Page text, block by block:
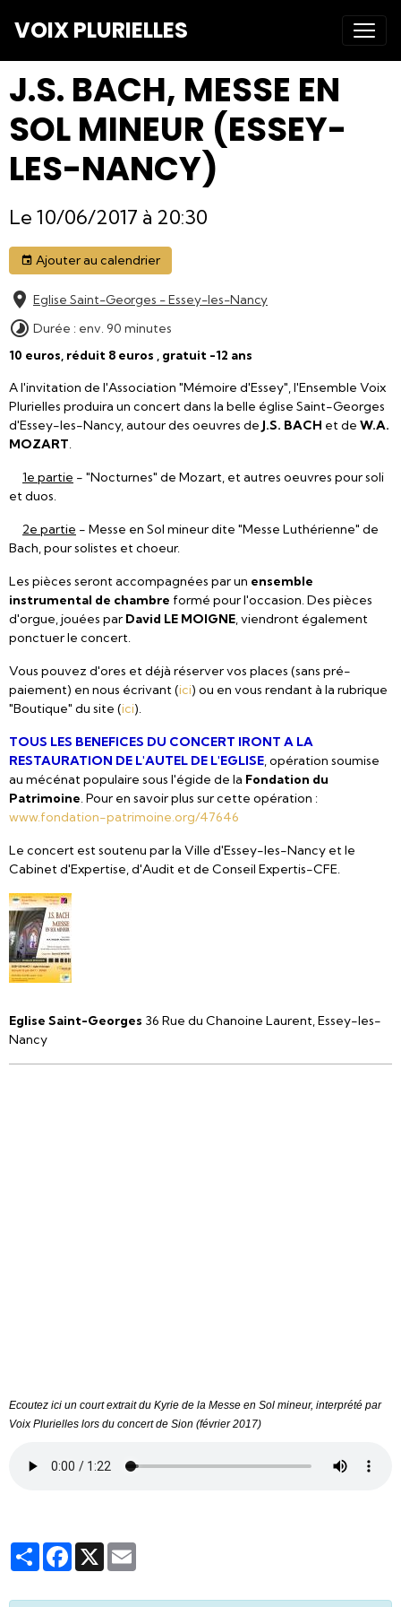
VOIX PLURIELLES
J.S. BACH, MESSE EN
SOL MINEUR (ESSEY-
LES-NANCY)
Le 10/06/2017 à 20:30
Ajouter au calendrier
Eglise Saint-Georges - Essey-les-Nancy
Durée : env. 90 minutes
10 euros, réduit 8 euros , gratuit -12 ans
A l'invitation de l'Association "Mémoire d'Essey", l'Ensemble Voix
Plurielles produira un concert dans la belle église Saint-Georges
d'Essey-les-Nancy, autour des oeuvres de J.S. BACH et de W.A.
MOZART.
1e partie - "Nocturnes" de Mozart, et autres oeuvres pour soli
et duos.
2e partie - Messe en Sol mineur dite "Messe Luthérienne" de
Bach, pour solistes et choeur.
Les pièces seront accompagnées par un ensemble
instrumental de chambre formé pour l'occasion. Des pièces
d'orgue, jouées par David LE MOIGNE, viendront également
ponctuer le concert.
Vous pouvez d'ores et déjà réserver vos places (sans pré-
paiement) en nous écrivant (ici) ou en vous rendant à la rubrique
"Boutique" du site (ici).
TOUS LES BENEFICES DU CONCERT IRONT A LA
RESTAURATION DE L'AUTEL DE L'EGLISE, opération soumise
au mécénat populaire sous l'égide de la Fondation du
Patrimoine. Pour en savoir plus sur cette opération :
www.fondation-patrimoine.org/47646
Le concert est soutenu par la Ville d'Essey-les-Nancy et le
Cabinet d'Expertise, d'Audit et de Conseil Expertis-CFE.
Eglise Saint-Georges 36 Rue du Chanoine Laurent, Essey-les-
Nancy
Ecoutez ici un court extrait du Kyrie de la Messe en Sol mineur, interprété par
Voix Plurielles lors du concert de Sion (février 2017)
PartagerFacebook
X